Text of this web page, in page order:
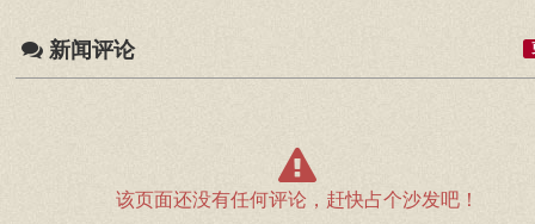
新闻评论
该页面还没有任何评论，赶快占个沙发吧！